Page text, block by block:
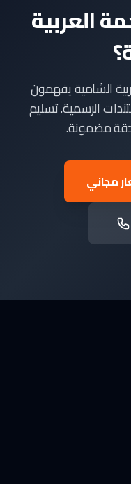
العربية
الشامية يفهمون
الرسمية. تسليم
مضمونة.
مجاني